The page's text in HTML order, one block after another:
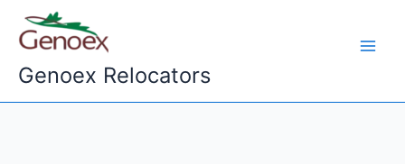
content
Genoex Relocators